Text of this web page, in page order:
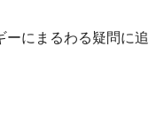
ーにまるわる疑問に追